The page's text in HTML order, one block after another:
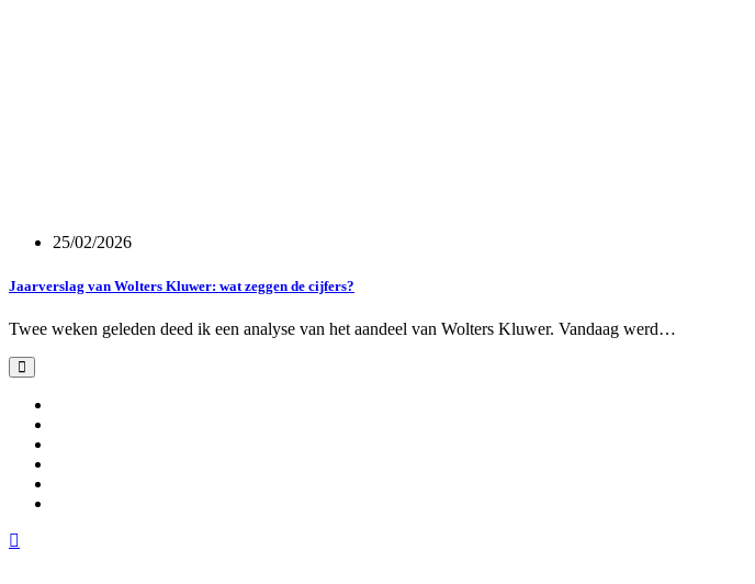
25/02/2026
Jaarverslag van Wolters Kluwer: wat zeggen de cijfers?
Twee weken geleden deed ik een analyse van het aandeel van Wolters Kluwer. Vandaag werd…